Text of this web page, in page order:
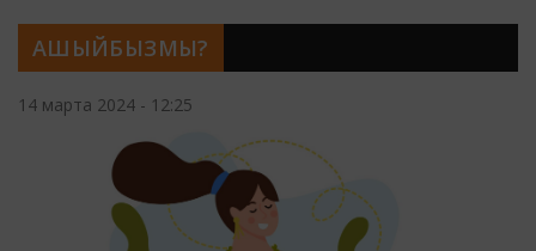
АШЫЙБЫЗМЫ?
14 марта 2024 - 12:25